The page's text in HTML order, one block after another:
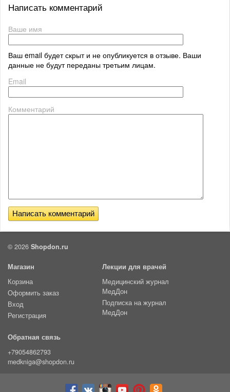
Написать комментарий
Ваше имя
Ваш email будет скрыт и не опубликуется в отзыве. Ваши
данные не будут переданы третьим лицам.
Email
Комментарий
© 2026 Shopdon.ru
Магазин
Корзина
Оформить заказ
Вход
Регистрация
Лекции для врачей
Медицинский журнал
МедДон
Подписка на журнал
МедДон
Обратная связь
+79054862793
medkniga@shopdon.ru